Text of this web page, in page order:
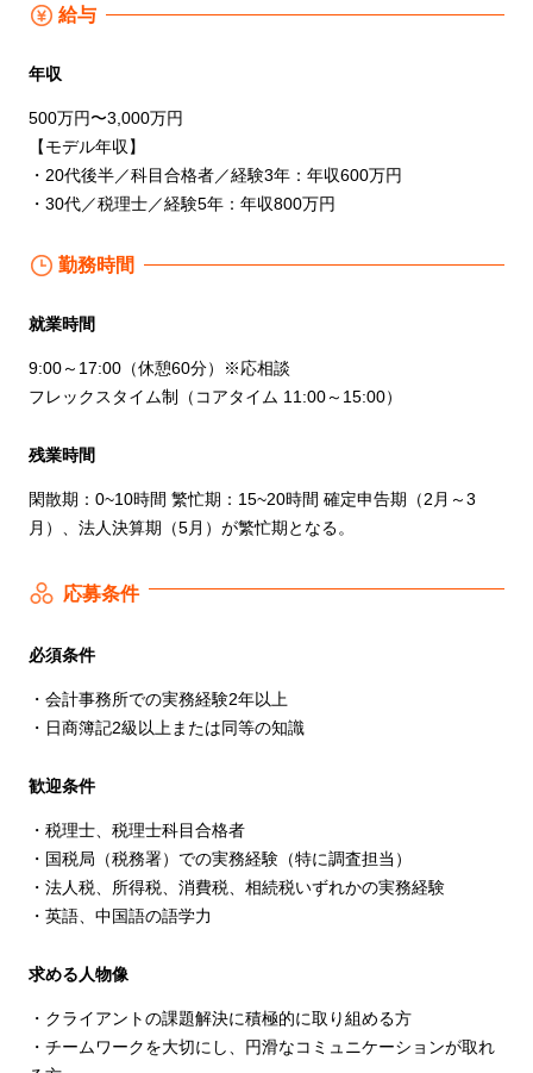
給与
年収
500万円〜3,000万円
【モデル年収】
・20代後半／科目合格者／経験3年：年収600万円
・30代／税理士／経験5年：年収800万円
勤務時間
就業時間
9:00～17:00（休憩60分）※応相談
フレックスタイム制（コアタイム 11:00～15:00）
残業時間
閑散期：0~10時間 繁忙期：15~20時間 確定申告期（2月～3
月）、法人決算期（5月）が繁忙期となる。
応募条件
必須条件
・会計事務所での実務経験2年以上
・日商簿記2級以上または同等の知識
歓迎条件
・税理士、税理士科目合格者
・国税局（税務署）での実務経験（特に調査担当）
・法人税、所得税、消費税、相続税いずれかの実務経験
・英語、中国語の語学力
求める人物像
・クライアントの課題解決に積極的に取り組める方
・チームワークを大切にし、円滑なコミュニケーションが取れ